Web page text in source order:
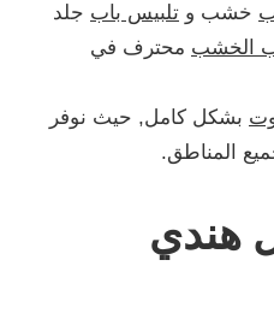
خشب و تلبيس باب جلد
الخشب محترف في
بشكل كامل, حيث نوفر
المناطق.
هندي